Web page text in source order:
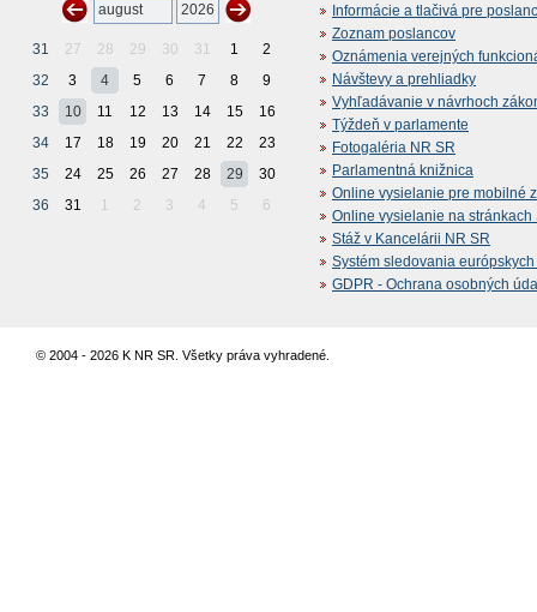
31 27 28 29 30 31 1
2
32
3 4 5 6 7 8
9
33
10 11 12 13 14 15
16
34
17 18 19 20 21 22
23
35
24 25 26 27 28 29
30
36
31 1 2 3 4 5 6
Informácie a tlačivá pre
Zoznam poslancov
Oznámenia verejných
Návštevy a prehliadky
Vyhľadávanie v návrhoch
Týždeň v parlamente
Fotogaléria NR SR
Parlamentná knižnica
Online vysielanie pre mobilné
Online vysielanie na stránkach
Stáž v Kancelárii NR SR
Systém sledovania
GDPR - Ochrana osobných
© 2004 - 2026 K NR SR. Všetky práva vyhradené.